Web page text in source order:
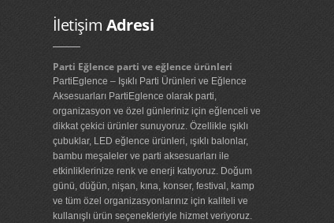
İletişim Adresi
Parti Eğlence parti ve eğlence ürünleri
PartiEglence – Işıklı Parti Ürünleri ve Eğlence
Aksesuarları PartiEglence olarak parti,
organizasyon ve özel günleriniz için eğlenceli ve
dikkat çekici ürünler sunuyoruz. Özellikle ışıklı
çubuklar, LED eğlence ürünleri, ışıklı balonlar,
bambu meşaleler ve parti aksesuarları ile
etkinliklerinize renk ve enerji katıyoruz. Doğum
günü, düğün, nişan, kına, konser, festival, kamp
ve tüm özel organizasyonlarınız için kaliteli ve
kullanışlı ürün seçenekleriyle hizmet veriyoruz.